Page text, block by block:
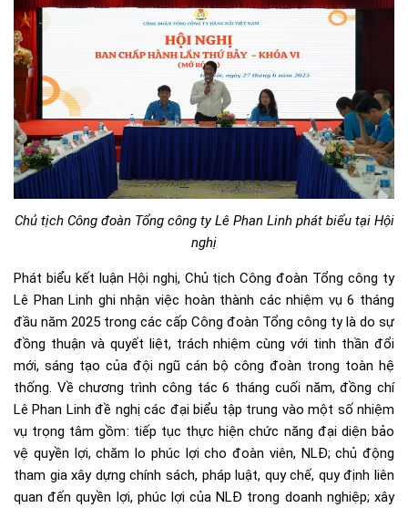
Chủ tịch Công đoàn Tổng công ty Lê Phan Linh phát biểu tại Hội
nghị
Phát biểu kết luận Hội nghị, Chủ tịch Công đoàn Tổng công ty
Lê Phan Linh ghi nhận việc hoàn thành các nhiệm vụ 6 tháng
đầu năm 2025 trong các cấp Công đoàn Tổng công ty là do sự
đồng thuận và quyết liệt, trách nhiệm cùng với tinh thần đổi
mới, sáng tạo của đội ngũ cán bộ công đoàn trong toàn hệ
thống. Về chương trình công tác 6 tháng cuối năm, đồng chí
Lê Phan Linh đề nghị các đại biểu tập trung vào một số nhiệm
vụ trọng tâm gồm: tiếp tục thực hiện chức năng đại diện bảo
vệ quyền lợi, chăm lo phúc lợi cho đoàn viên, NLĐ; chủ động
tham gia xây dựng chính sách, pháp luật, quy chế, quy định liên
quan đến quyền lợi, phúc lợi của NLĐ trong doanh nghiệp; xây